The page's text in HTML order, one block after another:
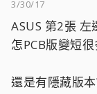
3/30/17
ASUS 第2張
怎PCB版變短
還是有隱藏版本